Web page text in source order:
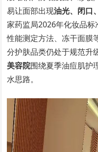
易让面部出现油光、闭口
家药监局2026年化妆品
性能测定方法、冻干面膜
分护肤品类仍处于规范升
美容院围绕夏季油痘肌护
水思路。